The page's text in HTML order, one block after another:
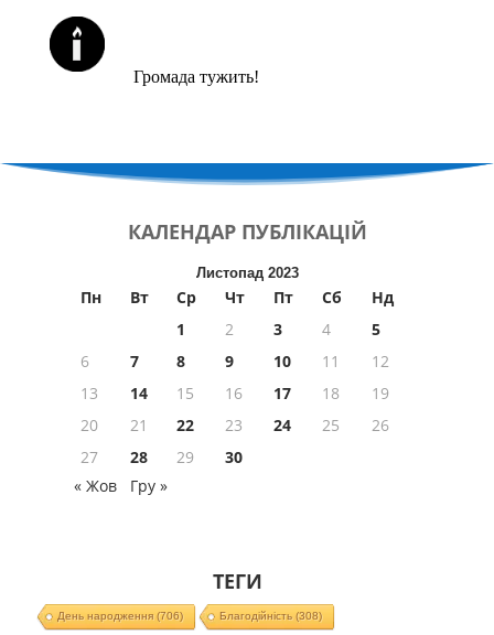
Громада тужить!
КАЛЕНДАР ПУБЛІКАЦІЙ
Листопад 2023
Пн Вт Ср Чт Пт Сб
Нд
1
2 3 4
5
6
7 8 9 10 11
12
13
14 15 16 17 18
19
20
21 22 23 24 25
26
27
28 29
30
« Жов
Гру »
ТЕГИ
День народження(706) Благодійність(308)